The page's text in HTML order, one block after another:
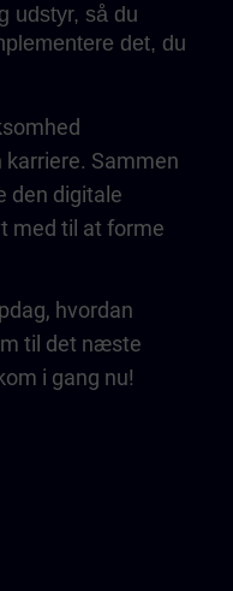
udstyr, så du
det, du
Sammen
den digitale
med til at forme
hvordan
til det næste
i gang nu!